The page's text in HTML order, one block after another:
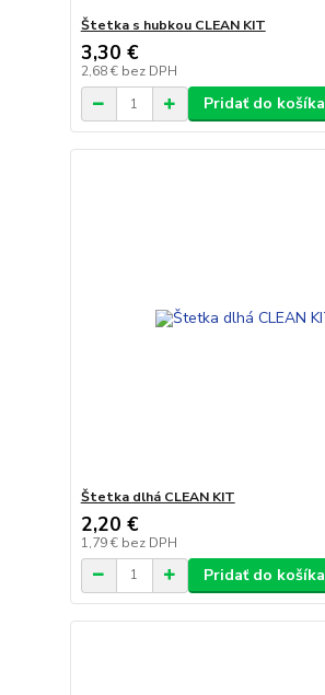
Štetka s hubkou CLEAN KIT
3,30 €
2,68 € bez DPH
Pridať do košíka
Štetka dlhá CLEAN KIT
2,20 €
1,79 € bez DPH
Pridať do košíka